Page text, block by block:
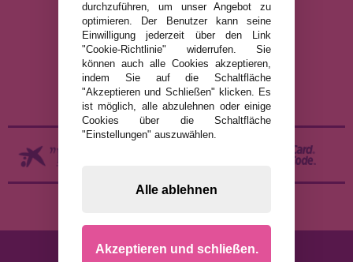
RECHTLICHE HINWEISE
DATENSCHUTZRICHTLINIE
COOKIE-RICHTLINIE
VERSAND UND RÜCKGABE
RÜCKGABE / WIDERRUF
durchzuführen, um unser Angebot zu
optimieren. Der Benutzer kann seine
Einwilligung jederzeit über den Link
"Cookie-Richtlinie" widerrufen. Sie
können auch alle Cookies akzeptieren,
indem Sie auf die Schaltfläche
"Akzeptieren und Schließen" klicken. Es
ist möglich, alle abzulehnen oder einige
Cookies über die Schaltfläche
"Einstellungen" auszuwählen.
Alle ablehnen
Akzeptieren und schließen.